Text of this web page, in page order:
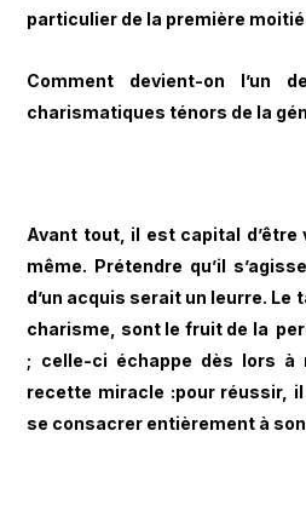
particulier de la première
Comment devient-on l’un
charismatiques ténors de la
Avant tout, il est capital
même. Prétendre qu’il
d’un acquis serait un leurre. Le
charisme, sont le fruit de la
; celle-ci échappe dès lors à
recette miracle :pour réussir,
se consacrer entièrement à